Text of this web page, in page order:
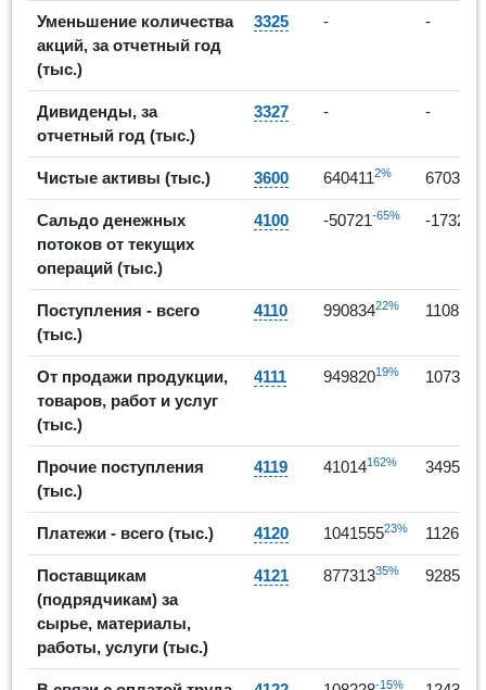
Уменьшение количества
акций, за отчетный год
(тыс.)
3325 - -
Дивиденды, за
отчетный год (тыс.)
3327 - -
Чистые активы (тыс.) 3600 6404112% 670329
Сальдо денежных
потоков от текущих
операций (тыс.)
4100 -50721-65% -17322
Поступления - всего
(тыс.)
4110 99083422% 1108789
От продажи продукции,
товаров, работ и услуг
(тыс.)
4111 94982019% 1073831
Прочие поступления
(тыс.)
4119 41014162% 34958
Платежи - всего (тыс.) 4120 104155523% 1126111
Поставщикам
(подрядчикам) за
сырье, материалы,
работы, услуги (тыс.)
4121 87731335% 928549
-15%